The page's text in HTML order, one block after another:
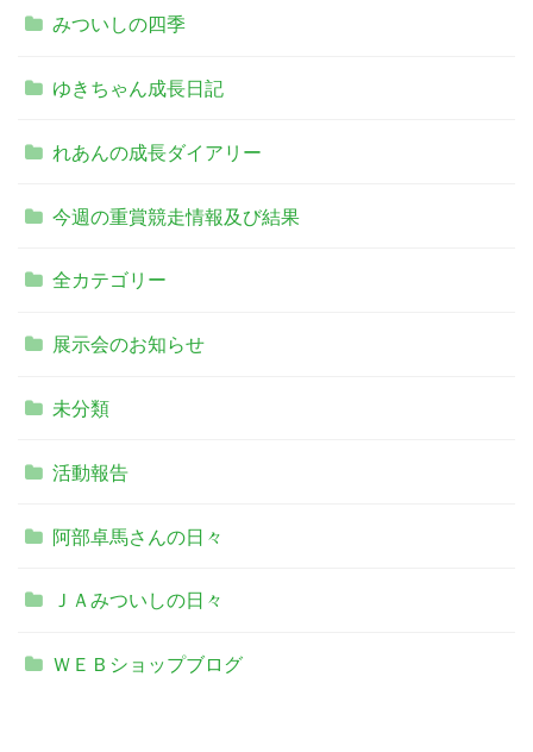
みついしの四季
ゆきちゃん成長日記
れあんの成長ダイアリー
今週の重賞競走情報及び結果
全カテゴリー
展示会のお知らせ
未分類
活動報告
阿部卓馬さんの日々
ＪＡみついしの日々
ＷＥＢショップブログ